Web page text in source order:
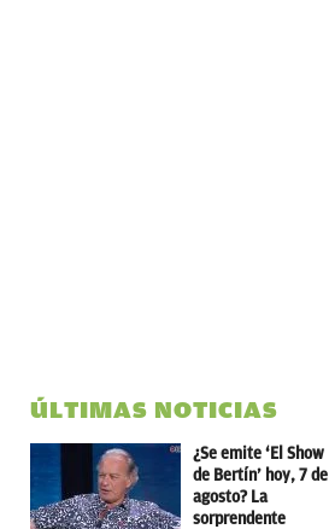
ÚLTIMAS NOTICIAS
¿Se emite ‘El Show
de Bertín’ hoy, 7 de
agosto? La
sorprendente